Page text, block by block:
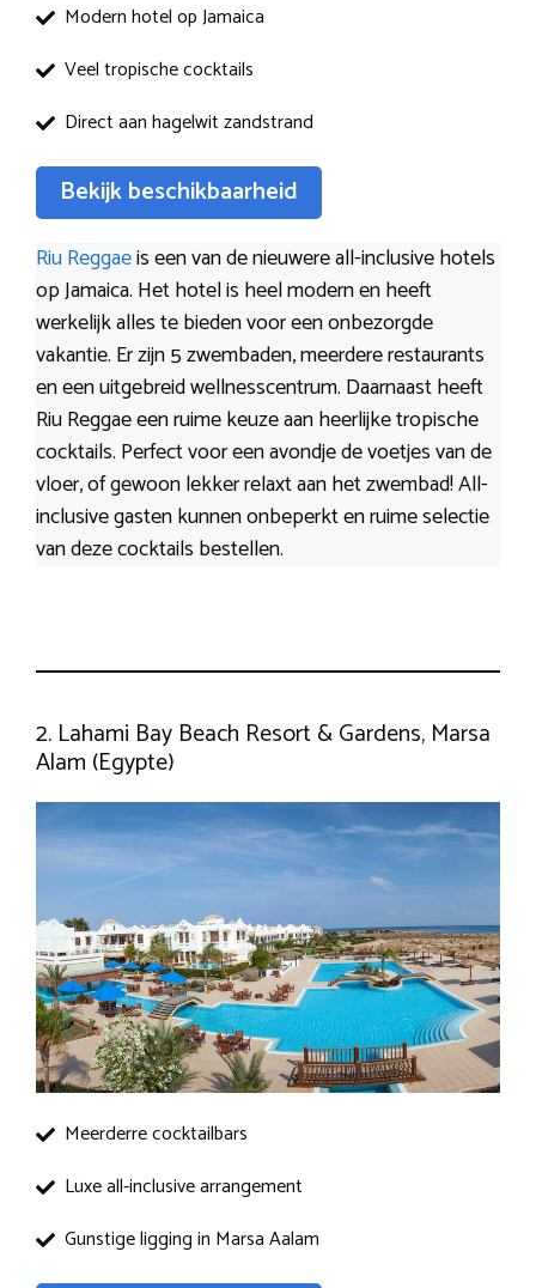
Modern hotel op Jamaica
Veel tropische cocktails
Direct aan hagelwit zandstrand
Bekijk beschikbaarheid
Riu Reggaeis een van de nieuwere all-inclusive hotels
op Jamaica. Het hotel is heel modern en heeft
werkelijk alles te bieden voor een onbezorgde
vakantie. Er zijn 5 zwembaden, meerdere restaurants
en een uitgebreid wellnesscentrum. Daarnaast heeft
Riu Reggae een ruime keuze aan heerlijke tropische
cocktails. Perfect voor een avondje de voetjes van de
vloer, of gewoon lekker relaxt aan het zwembad! All-
inclusive gasten kunnen onbeperkt en ruime selectie
van deze cocktails bestellen.
2. Lahami Bay Beach Resort & Gardens, Marsa
Alam (Egypte)
Meerderre cocktailbars
Luxe all-inclusive arrangement
Gunstige ligging in Marsa Aalam